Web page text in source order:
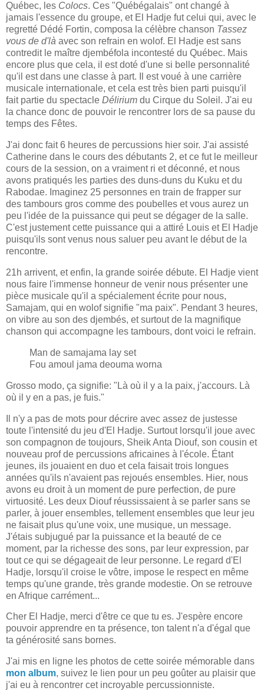
Québec, les Colocs. Ces "Québégalais" ont changé à
jamais l'essence du groupe, et El Hadje fut celui qui, avec le
regretté Dédé Fortin, composa la célèbre chanson Tassez
vous de d'là avec son refrain en wolof. El Hadje est sans
contredit le maître djembéfola incontesté du Québec. Mais
encore plus que cela, il est doté d'une si belle personnalité
qu'il est dans une classe à part. Il est voué à une carrière
musicale internationale, et cela est très bien parti puisqu'il
fait partie du spectacle Délirium du Cirque du Soleil. J'ai eu
la chance donc de pouvoir le rencontrer lors de sa pause du
temps des Fêtes.
J'ai donc fait 6 heures de percussions hier soir. J'ai assisté
Catherine dans le cours des débutants 2, et ce fut le meilleur
cours de la session, on a vraiment ri et déconné, et nous
avons pratiqués les parties des duns-duns du Kuku et du
Rabodae. Imaginez 25 personnes en train de frapper sur
des tambours gros comme des poubelles et vous aurez un
peu l'idée de la puissance qui peut se dégager de la salle.
C'est justement cette puissance qui a attiré Louis et El Hadje
puisqu'ils sont venus nous saluer peu avant le début de la
rencontre.
21h arrivent, et enfin, la grande soirée débute. El Hadje vient
nous faire l'immense honneur de venir nous présenter une
pièce musicale qu'il a spécialement écrite pour nous,
Samajam, qui en wolof signifie "ma paix". Pendant 3 heures,
on vibre au son des djembés, et surtout de la magnifique
chanson qui accompagne les tambours, dont voici le refrain.
Man de samajama lay set
Fou amoul jama deouma worna
Grosso modo, ça signifie: "Là où il y a la paix, j'accours. Là
où il y en a pas, je fuis."
Il n'y a pas de mots pour décrire avec assez de justesse
toute l'intensité du jeu d'El Hadje. Surtout lorsqu'il joue avec
son compagnon de toujours, Sheik Anta Diouf, son cousin et
nouveau prof de percussions africaines à l'école. Étant
jeunes, ils jouaient en duo et cela faisait trois longues
années qu'ils n'avaient pas rejoués ensembles. Hier, nous
avons eu droit à un moment de pure perfection, de pure
virtuosité. Les deux Diouf réussissaient à se parler sans se
parler, à jouer ensembles, tellement ensembles que leur jeu
ne faisait plus qu'une voix, une musique, un message.
J'étais subjugué par la puissance et la beauté de ce
moment, par la richesse des sons, par leur expression, par
tout ce qui se dégageait de leur personne. Le regard d'El
Hadje, lorsqu'il croise le vôtre, impose le respect en même
temps qu'une grande, très grande modestie. On se retrouve
en Afrique carrément...
Cher El Hadje, merci d'être ce que tu es. J'espère encore
pouvoir apprendre en ta présence, ton talent n'a d'égal que
ta générosité sans bornes.
J'ai mis en ligne les photos de cette soirée mémorable dans
mon album, suivez le lien pour un peu goûter au plaisir que
j'ai eu à rencontrer cet incroyable percussionniste.